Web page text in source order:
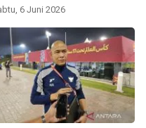
6 Juni 2026